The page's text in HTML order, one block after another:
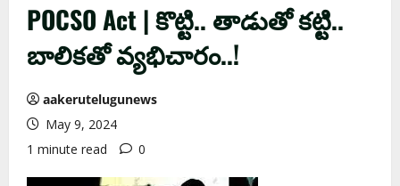
POCSO Act | కొట్టి.. తాడుతో క‌ట్టి..
బాలిక‌తో వ్య‌భిచారం..!
aakerutelugunews
May 9, 2024
1 minute read
0